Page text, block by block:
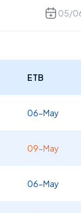
05/
ETB
06-May
09-May
06-May